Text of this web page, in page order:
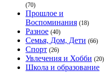
(70)
Прошлое и
Воспоминания (18)
Разное (40)
Семья, Дом, Дети (66)
Спорт (26)
Увлечения и Хобби (20)
Школа и образование